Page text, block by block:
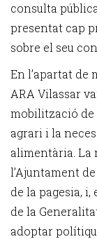
consulta
presentat cap
sobre el seu
En l’apartat de
ARA Vilassar
mobilització de
agrari i la
alimentària. La
l’Ajuntament
de la pagesia,
de la
adoptar